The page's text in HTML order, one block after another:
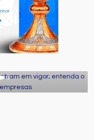
fiscais entram
muda para as
0